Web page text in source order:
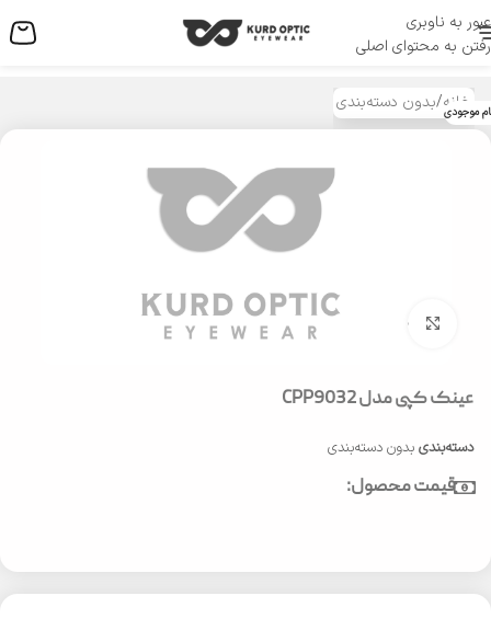
عبور به ناوبری
رفتن به محتوای اصلی
منو
خانه/بدون دسته‌بندی موجودی
بزرگنمایی تصویر
عینک کپی مدل CPP9032
دسته‌بندی بدون دسته‌بندی
قیمت محصول: